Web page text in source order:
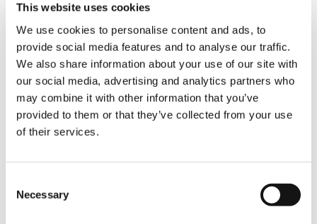
This website uses cookies
We use cookies to personalise content and ads, to
provide social media features and to analyse our traffic.
We also share information about your use of our site with
our social media, advertising and analytics partners who
may combine it with other information that you’ve
provided to them or that they’ve collected from your use
of their services.
Selection
Necessary
Surround Viewverfügbar, das dem Kranführer
die optimale Positionierung des Krans auf der
Baustelle erleichtert: Dieses patentierte
System nutzt die sechs Kran-Kameras, um in
einer computergestützten Darstellung die
maximal möglichen Ausfahrweiten der
Abstützungen am aktuellen Standplatz des
Krans anzuzeigen. „Mit Tadano Surround View
kann der Kranfahrer auf einem Display in der
Baustelle positionieren muss, um alle Stützen
erforderlichen Durchschwenkradius
sicherstellen zu können. Lästiges und